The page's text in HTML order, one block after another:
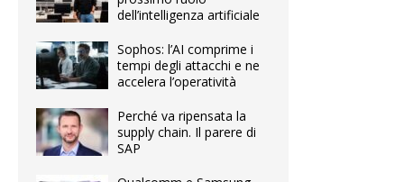
dell’intelligenza artificiale
Sophos: l’AI comprime i
tempi degli attacchi e ne
accelera l’operatività
Perché va ripensata la
supply chain. Il parere di
SAP